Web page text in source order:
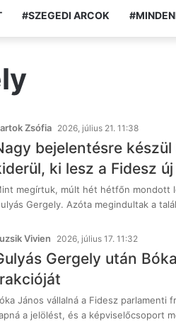
#SZEGEDI ARCOK
Zsófia 2026, július 21. 11:38
bejelentésre
ki lesz a Fidesz
megírtuk, múlt hét hétfőn mondott
Gergely. Azóta megindultak a
Vivien 2026, július 17. 11:32
Gergely után
János vállalná a Fidesz parlamenti
a jelölést, és a képviselőcsoport